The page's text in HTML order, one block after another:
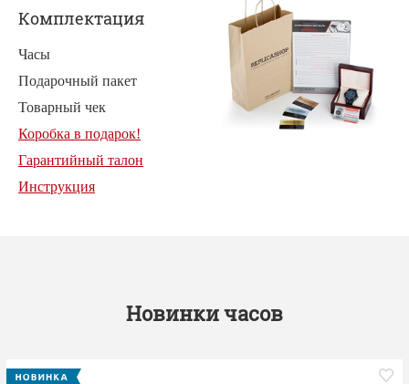
Комплектация
Часы
Подарочный пакет
Товарный чек
Коробка в подарок!
Гарантийный талон
Инструкция
Новинки часов